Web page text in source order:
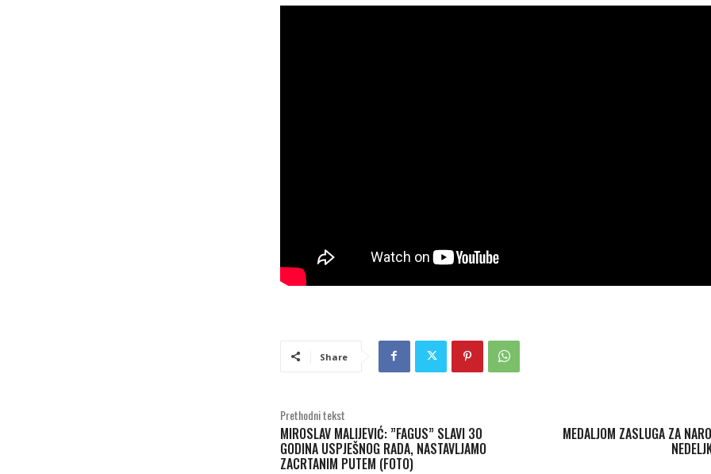
Share
Prethodni tekst
MIROSLAV MALIJEVIĆ: ”FAGUS” SLAVI 30
GODINA USPJEŠNOG RADA, NASTAVLJAMO
ZACRTANIM PUTEM (FOTO)
MEDALJOM ZASLUGA ZA